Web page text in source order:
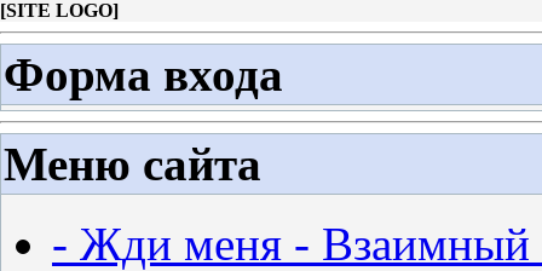
[SITE LOGO]
Форма входа
Меню сайта
- Жди меня - Взаимный